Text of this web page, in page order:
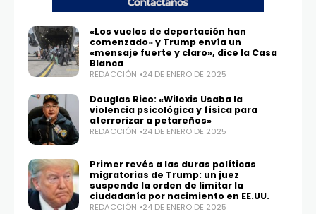
«Los vuelos de deportación han
comenzado» y Trump envía un
«mensaje fuerte y claro», dice la Casa
Blanca
REDACCIÓN 24 DE ENERO DE 2025
Douglas Rico: «Wilexis Usaba la
violencia psicológica y física para
aterrorizar a petareños»
REDACCIÓN 24 DE ENERO DE 2025
Primer revés a las duras políticas
migratorias de Trump: un juez
suspende la orden de limitar la
ciudadanía por nacimiento en EE.UU.
REDACCIÓN 24 DE ENERO DE 2025